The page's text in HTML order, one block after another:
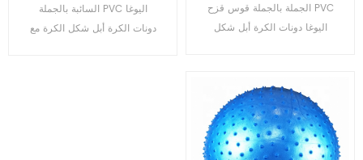
السائبة بالجملة PVC اليوغا
دونات الكرة أبل شكل الكرة مع
الجملة بالجملة قوس قزح PVC
اليوغا دونات الكرة أبل شكل